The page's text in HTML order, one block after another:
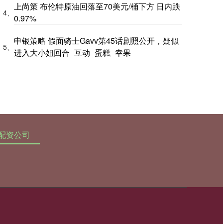
4、
上尚策 布伦特原油回落至70美元/桶下方 日内跌
0.97%
5、
申银策略 假面骑士Gavv第45话剧照公开，疑似
进入大小姐回合_互动_蛋糕_幸果
资公司